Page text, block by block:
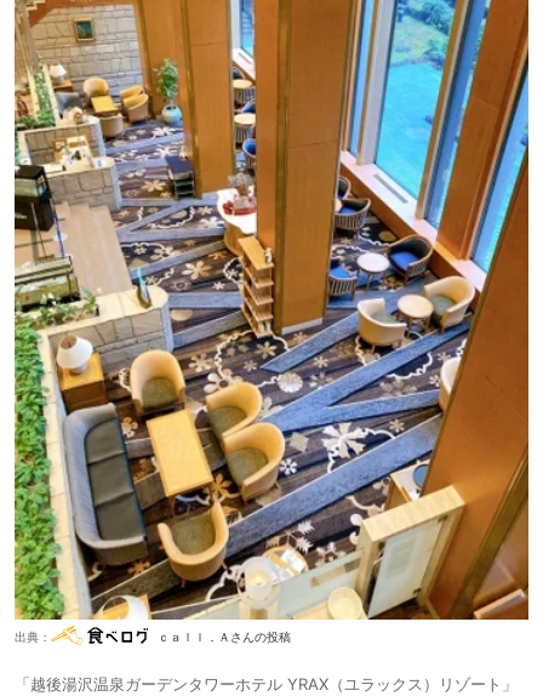
出典： ｃａｌｌ．Ａさんの投稿
「越後湯沢温泉ガーデンタワーホテル YRAX（ユラックス）リゾート」